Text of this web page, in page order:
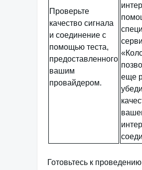
Проверьте
качество сигнала
и соединение с
помощью теста,
предоставленного
вашим
провайдером.
еще
Готовьтесь к проведению